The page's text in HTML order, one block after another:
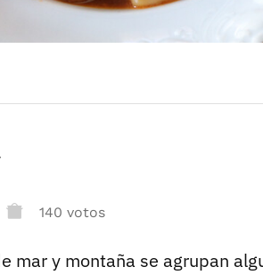
140 votos
mar y montaña se agrupan